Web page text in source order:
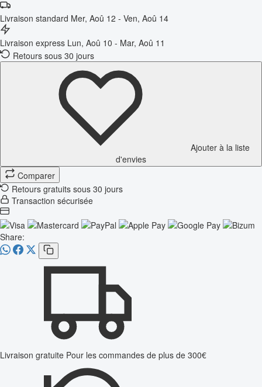
Livraison standard Mer, Aoû 12 - Ven, Aoû 14
Livraison express Lun, Aoû 10 - Mar, Aoû 11
Retours sous 30 jours
Ajouter à la liste
d'envies
Comparer
Retours gratuits sous 30 jours
Transaction sécurisée
Share:
Livraison gratuite Pour les commandes de plus de 300€